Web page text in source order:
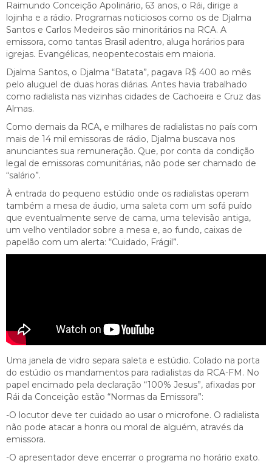
Raimundo Conceição Apolinário, 63 anos, o Rái, dirige a
lojinha e a rádio. Programas noticiosos como os de Djalma
Santos e Carlos Medeiros são minoritários na RCA. A
emissora, como tantas Brasil adentro, aluga horários para
igrejas. Evangélicas, neopentecostais em maioria.
Djalma Santos, o Djalma “Batata”, pagava R$ 400 ao mês
pelo aluguel de duas horas diárias. Antes havia trabalhado
como radialista nas vizinhas cidades de Cachoeira e Cruz das
Almas.
Como demais da RCA, e milhares de radialistas no país com
mais de 14 mil emissoras de rádio, Djalma buscava nos
anunciantes sua remuneração. Que, por conta da condição
legal de emissoras comunitárias, não pode ser chamado de
“salário”.
À entrada do pequeno estúdio onde os radialistas operam
também a mesa de áudio, uma saleta com um sofá puído
que eventualmente serve de cama, uma televisão antiga,
um velho ventilador sobre a mesa e, ao fundo, caixas de
papelão com um alerta: “Cuidado, Frágil”.
Uma janela de vidro separa saleta e estúdio. Colado na porta
do estúdio os mandamentos para radialistas da RCA-FM. No
papel encimado pela declaração “100% Jesus”, afixadas por
Rái da Conceição estão “Normas da Emissora”:
-O locutor deve ter cuidado ao usar o microfone. O radialista
não pode atacar a honra ou moral de alguém, através da
emissora.
-O apresentador deve encerrar o programa no horário exato.